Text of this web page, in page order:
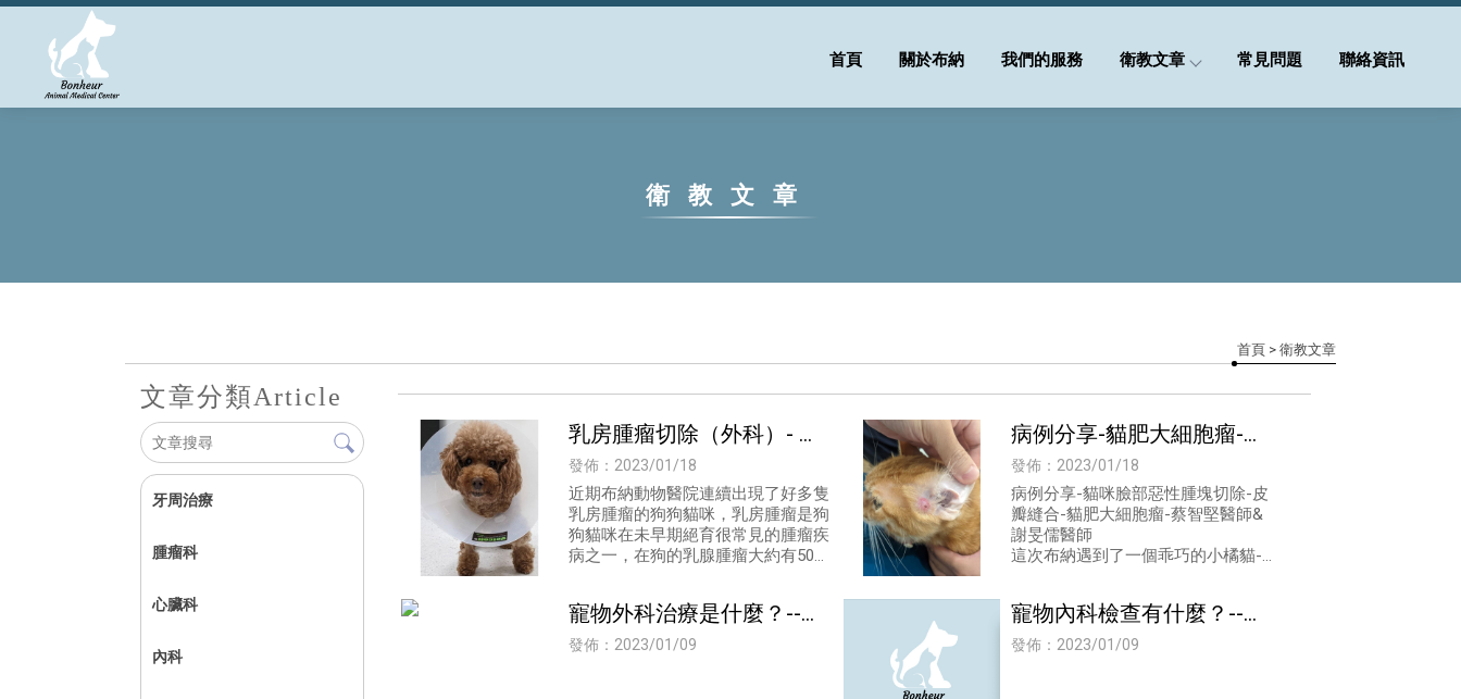
首頁 關於布納 我們的服務 衛教文章 常見問題 聯絡資訊
衛教文章
首頁> 衛教文章
文章分類Article
牙周治療
腫瘤科
心臟科
內科
乳房腫瘤切除（外科）- 新
莊 布納動物醫院 謝旻儒醫
師
發佈：2023/01/18
近期布納動物醫院連續出現了好多隻
乳房腫瘤的狗狗貓咪，乳房腫瘤是狗
狗貓咪在未早期絕育很常見的腫瘤疾
病之一，在狗的乳腺腫瘤大約有50%
病例分享-貓肥大細胞瘤-新
莊 布納動物醫院 謝旻儒醫
師
發佈：2023/01/18
病例分享-貓咪臉部惡性腫塊切除-皮
瓣縫合-貓肥大細胞瘤-蔡智堅醫師&
謝旻儒醫師
這次布納遇到了一個乖巧的小橘貓-
沒有特別擔
寵物外科治療是什麼？--簡
介
發佈：2023/01/09
寵物內科檢查有什麼？--簡
介
發佈：2023/01/09